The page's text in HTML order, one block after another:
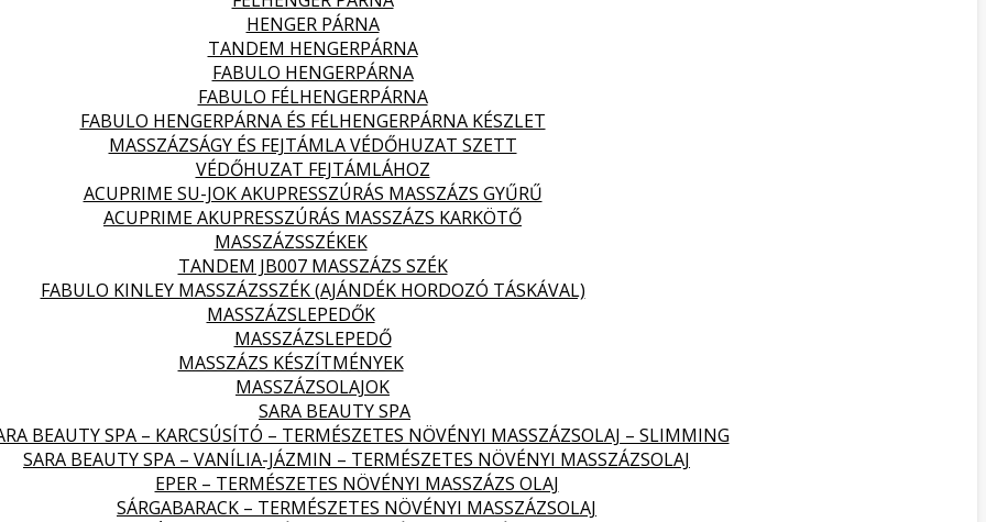
HENGER PÁRNA
TANDEM HENGERPÁRNA
FABULO HENGERPÁRNA
FABULO FÉLHENGERPÁRNA
FABULO HENGERPÁRNA ÉS FÉLHENGERPÁRNA KÉSZLET
MASSZÁZSÁGY ÉS FEJTÁMLA VÉDŐHUZAT SZETT
VÉDŐHUZAT FEJTÁMLÁHOZ
ACUPRIME SU-JOK AKUPRESSZÚRÁS MASSZÁZS GYŰRŰ
ACUPRIME AKUPRESSZÚRÁS MASSZÁZS KARKÖTŐ
MASSZÁZSSZÉKEK
TANDEM JB007 MASSZÁZS SZÉK
FABULO KINLEY MASSZÁZSSZÉK (AJÁNDÉK HORDOZÓ TÁSKÁVAL)
MASSZÁZSLEPEDŐK
MASSZÁZSLEPEDŐ
MASSZÁZS KÉSZÍTMÉNYEK
MASSZÁZSOLAJOK
SARA BEAUTY SPA
BEAUTY SPA – KARCSÚSÍTÓ – TERMÉSZETES NÖVÉNYI MASSZÁZSOLAJ – SLIMMING
SARA BEAUTY SPA – VANÍLIA-JÁZMIN – TERMÉSZETES NÖVÉNYI MASSZÁZSOLAJ
EPER – TERMÉSZETES NÖVÉNYI MASSZÁZS OLAJ
SÁRGABARACK – TERMÉSZETES NÖVÉNYI MASSZÁZSOLAJ